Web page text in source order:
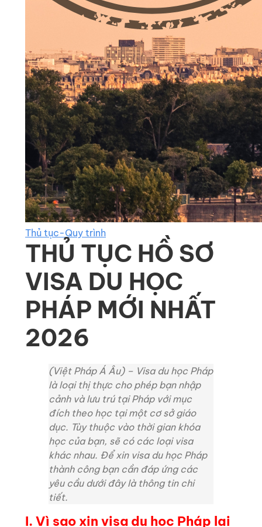
Thủ tục-Quy trình
THỦ TỤC HỒ SƠ
VISA DU HỌC
PHÁP MỚI NHẤT
2026
(Việt Pháp Á Âu) – Visa du học Pháp
là loại thị thực cho phép bạn nhập
cảnh và lưu trú tại Pháp với mục
đích theo học tại một cơ sở giáo
dục. Tùy thuộc vào thời gian khóa
học của bạn, sẽ có các loại visa
khác nhau. Để xin visa du học Pháp
thành công bạn cần đáp ứng các
yêu cầu dưới đây là thông tin chi
tiết.
I. Vì sao xin visa du học Pháp lại